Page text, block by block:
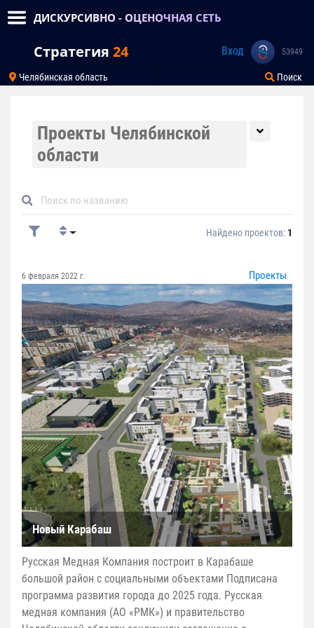
ДИСКУРСИВНО - ОЦЕНОЧНАЯ СЕТЬ
Стратегия 24 Вход 53949
Челябинская область Поиск
Проекты Челябинской
области
Найдено проектов: 1
6 февраля 2022 г. Проекты
Новый Карабаш
Русская Медная Компания построит в Карабаше
большой район с социальными объектами Подписана
программа развития города до 2025 года. Русская
медная компания (АО «РМК») и правительство